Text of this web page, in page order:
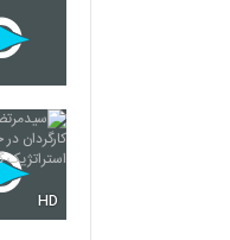
HD